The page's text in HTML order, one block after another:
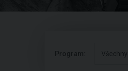
Program: